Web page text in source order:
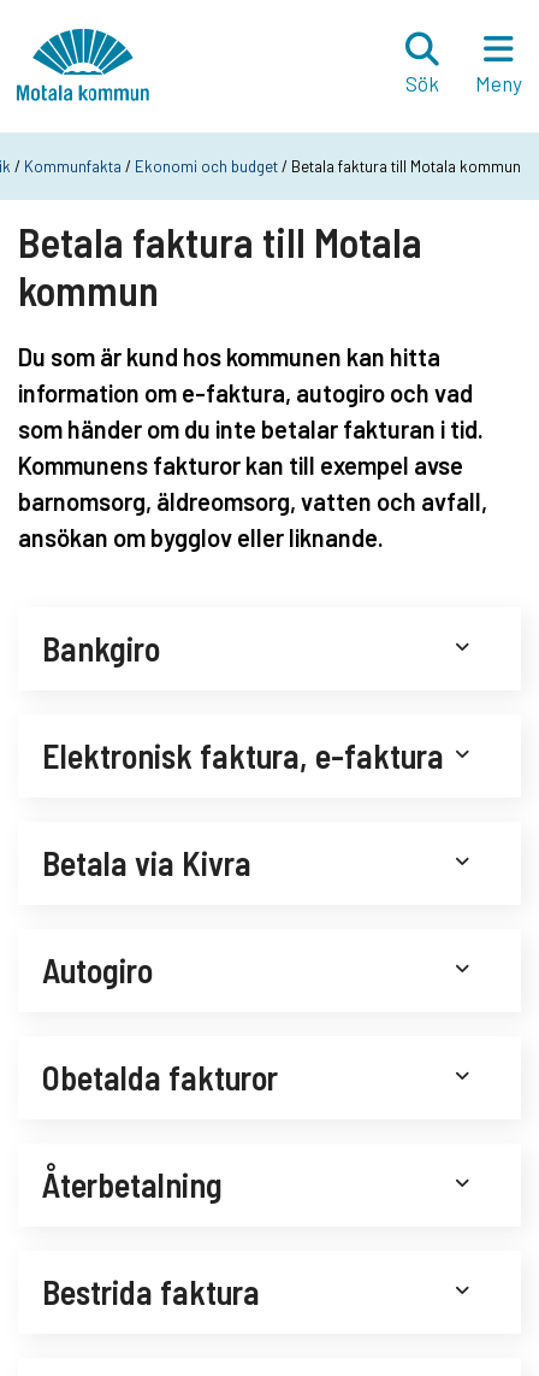
Sök
Meny
/ Kommunfakta / Ekonomi och budget/ Betala faktura till Motala kommun
Betala faktura till Motala
kommun
Du som är kund hos kommunen kan hitta
information om e-faktura, autogiro och vad
som händer om du inte betalar fakturan i tid.
Kommunens fakturor kan till exempel avse
barnomsorg, äldreomsorg, vatten och avfall,
ansökan om bygglov eller liknande.
Bankgiro
Elektronisk faktura, e-faktura
Betala via Kivra
Autogiro
Obetalda fakturor
Återbetalning
Bestrida faktura